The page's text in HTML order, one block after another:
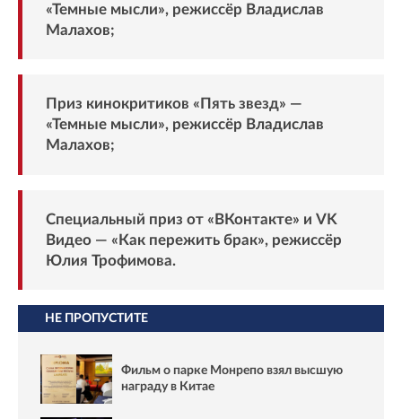
«Темные мысли», режиссёр Владислав
Малахов;
Приз кинокритиков «Пять звезд» —
«Темные мысли», режиссёр Владислав
Малахов;
Специальный приз от «ВКонтакте» и VK
Видео — «Как пережить брак», режиссёр
Юлия Трофимова.
НЕ ПРОПУСТИТЕ
Фильм о парке Монрепо взял высшую
награду в Китае